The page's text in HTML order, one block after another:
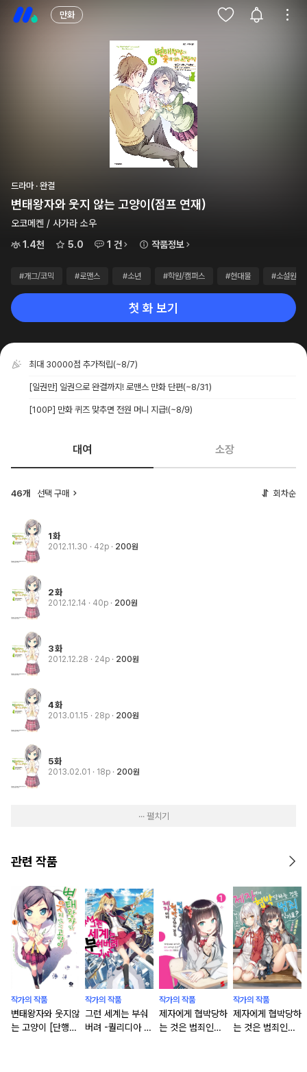
만화
드라마 · 완결
변태왕자와 웃지 않는 고양이(점프 연재)
오코메켄 / 사가라 소우
1.4천
5.0 1 건 작품정보
#개그/코믹 #로맨스 #소년 #학원/캠퍼스 #현대물 #소설원작
첫 화 보기
최대 30000점 추가적립(~8/7)
[일권만] 일권으로 완결까지! 로맨스 만화 단편(~8/31)
[100P] 만화 퀴즈 맞추면 전원 머니 지급!(~8/9)
대여 소장
46개 선택 구매 회차순
1화
2012.11.30 · 42p 200원
2화
2012.12.14 · 40p 200원
3화
2012.12.28 · 24p 200원
4화
2013.01.15 · 28p 200원
5화
2013.02.01 · 18p 200원
··· 펼치기
관련 작품
작가의 작품
변태왕자와 웃지않
는 고양이 [단행
작가의 작품
그런 세계는 부숴
버려 -퀄리디아 코
작가의 작품
제자에게 협박당하
는 것은 범죄인가
작가의 작품
제자에게 협박당하
는 것은 범죄인가